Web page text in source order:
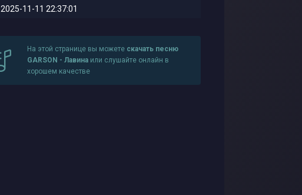
2025-11-11 22:37:01
На этой странице вы можете скачать песню
GARSON - Лавина или слушайте онлайн в
хорошем качестве